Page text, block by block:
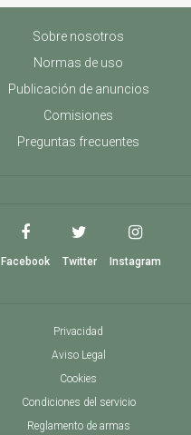
Sobre nosotros
Normas de uso
Publicación de anuncios
Comisiones
Preguntas frecuentes
Facebook Twitter Instagram
Privacidad
Aviso Legal
Cookies
Condiciones del servicio
Reglamento de armas